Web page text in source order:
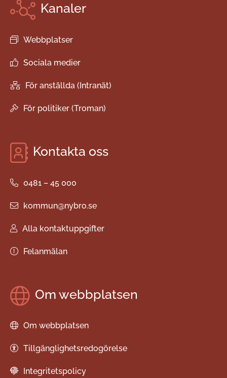
Kanaler
Webbplatser
Sociala medier
För anställda (Intranät)
För politiker (Troman)
Kontakta oss
0481 – 45 000
kommun@nybro.se
Alla kontaktuppgifter
Felanmälan
Om webbplatsen
Om webbplatsen
Tillgänglighetsredogörelse
Integritetspolicy